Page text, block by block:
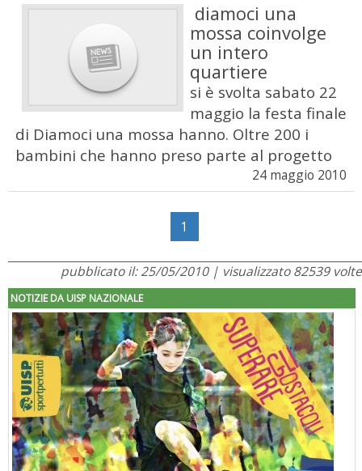
diamoci una
mossa coinvolge
un intero
quartiere
si è svolta sabato 22
maggio la festa finale
di Diamoci una mossa hanno. Oltre 200 i
bambini che hanno preso parte al progetto
24 maggio 2010
1
pubblicato il: 25/05/2010 | visualizzato 82539 volte
NOTIZIE DA UISP NAZIONALE